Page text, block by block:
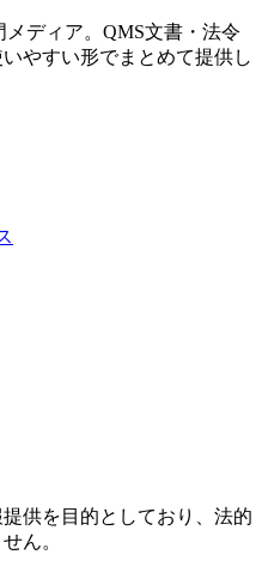
ディア。QMS文書・法令
やすい形でまとめて提供し
供を目的としており、法的
ん。